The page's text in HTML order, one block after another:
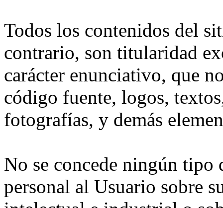
Todos los contenidos del
contrario, son titularidad
carácter enunciativo, que
código fuente, logos,
fotografías, y demás
No se concede ningún tipo
personal al Usuario sobre